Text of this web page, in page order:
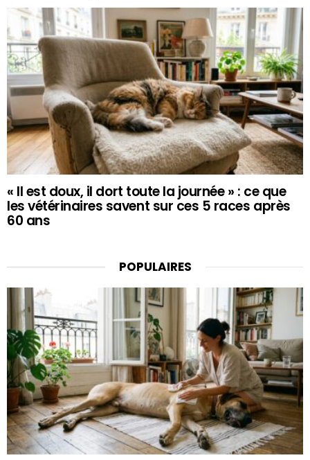
« Il est doux, il dort toute la journée » : ce que
les vétérinaires savent sur ces 5 races après
60 ans
POPULAIRES